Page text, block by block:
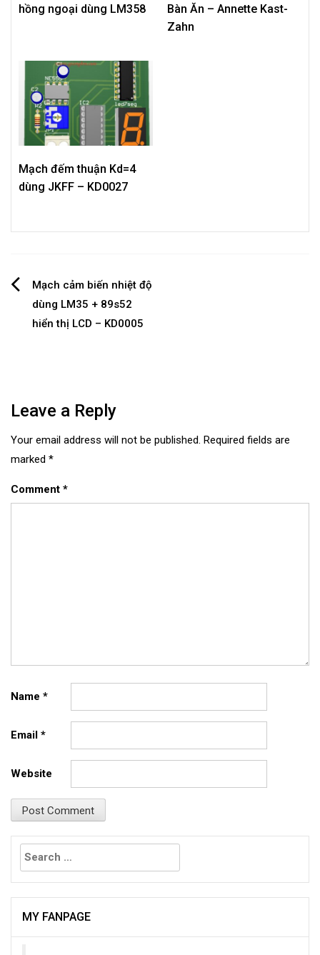
hồng ngoại dùng LM358
Bàn Ăn – Annette Kast-
Zahn
Mạch đếm thuận Kd=4
dùng JKFF – KD0027
Post
navigation
Mạch cảm biến nhiệt độ
dùng LM35 + 89s52
hiển thị LCD – KD0005
Leave a Reply
Your email address will not be published. Required fields are
marked *
Comment *
Name *
Email *
Website
Search
for:
MY FANPAGE